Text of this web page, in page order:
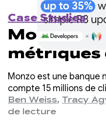
Case Studies
Monzo
métriques
35% grâce
simple
Monzo est une banque
compte 15 millions de
croissance. À mesure
l'équipe d'ingénierie a
Ben Weiss, Tracy
de lecture